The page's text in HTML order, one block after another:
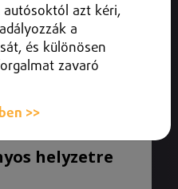
helyzetre
azt kéri,
a
és különösen
zavaró
>>